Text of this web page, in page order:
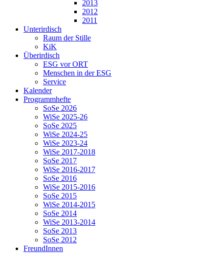
2013
2012
2011
Unterirdisch
Raum der Stille
KiK
Überirdisch
ESG vor ORT
Menschen in der ESG
Service
Kalender
Programmhefte
SoSe 2026
WiSe 2025-26
SoSe 2025
WiSe 2024-25
WiSe 2023-24
WiSe 2017-2018
SoSe 2017
WiSe 2016-2017
SoSe 2016
WiSe 2015-2016
SoSe 2015
WiSe 2014-2015
SoSe 2014
WiSe 2013-2014
SoSe 2013
SoSe 2012
FreundInnen